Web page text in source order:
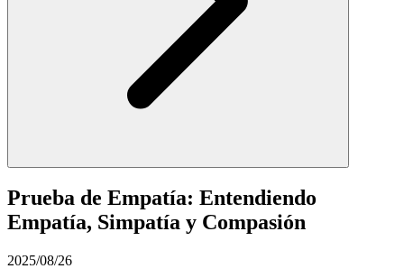
Prueba de Empatía: Entendiendo
Empatía, Simpatía y Compasión
2025/08/26